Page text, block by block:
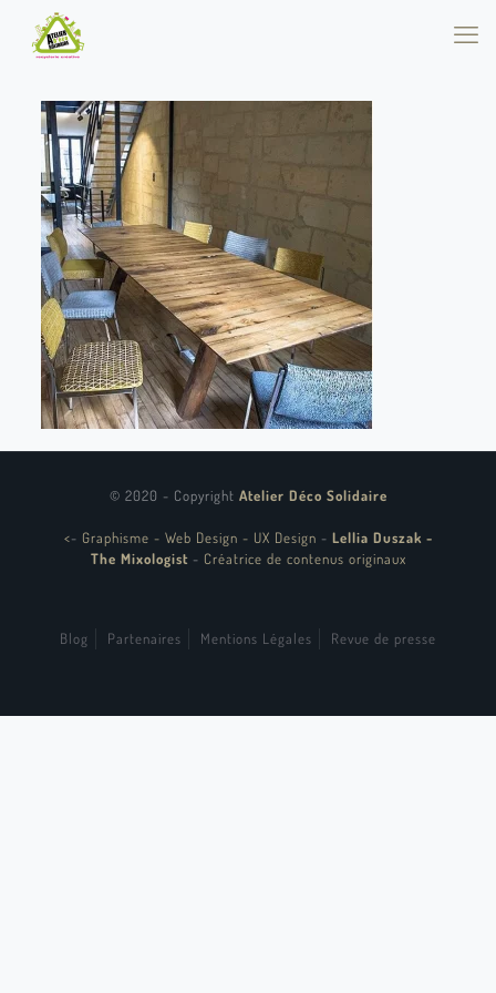
© 2020 - Copyright Atelier Déco Solidaire
<- Graphisme - Web Design - UX Design - Lellia Duszak -
The Mixologist - Créatrice de contenus originaux
Blog Partenaires Mentions Légales Revue de presse